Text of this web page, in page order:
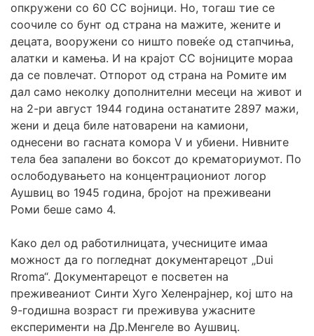
опкружени со 60 СС војници. Но, тогаш тие се
соочиле со бунт од страна на мажите, жените и
децата, вооружени со ништо повеќе од стапчиња,
алатки и камења. И на крајот СС војниците мораа
да се повлечат. Отпорот од страна на Ромите им
дал само неколку дополнителни месеци на живот и
на 2-ри август 1944 година останатите 2897 мажи,
жени и деца биле натоварени на камиони,
однесени во гасната комора V и убиени. Нивните
тела беа запалени во боксот до крематориумот. По
ослободувањето на концентрациониот логор
Аушвиц во 1945 година, бројот на преживеани
Роми беше само 4.
Како дел од работилницата, учесниците имаа
можност да го погледнат документарецот „Dui
Rroma“. Документарецот е посветен на
преживеаниот Синти Хуго Хеленрајнер, кој што на
9-годишна возраст ги преживува ужасните
експерименти на Др.Менгеле во Аушвиц.